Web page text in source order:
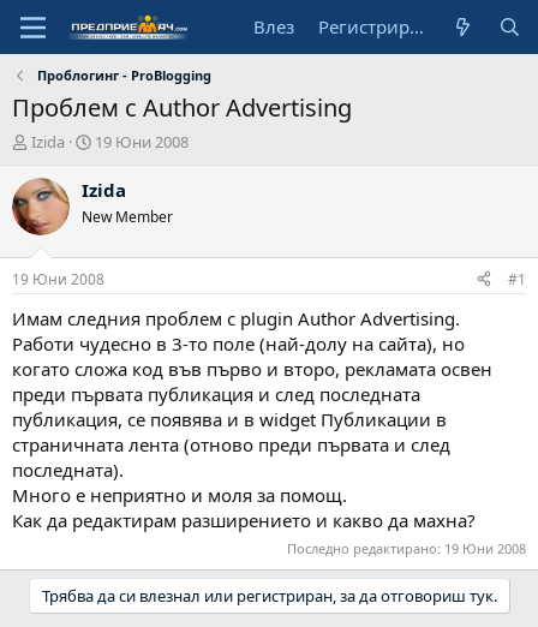
Влез Регистрирай се
Проблогинг - ProBlogging
Проблем с Author Advertising
А
т
о
р
Izida
Н
ч
л
а
д
а
т
а
19 Юни 2008
Izida
New Member
19 Юни 2008 #1
Имам следния проблем с plugin Author Advertising.
Работи чудесно в 3-то поле (най-долу на сайта), но
когато сложа код във първо и второ, рекламата освен
преди първата публикация и след последната
публикация, се появява и в widget Публикации в
страничната лента (отново преди първата и след
последната).
Много е неприятно и моля за помощ.
Как да редактирам разширението и какво да махна?
Последно редактирано: 19 Юни 2008
Трябва да си влезнал или регистриран, за да отговориш тук.